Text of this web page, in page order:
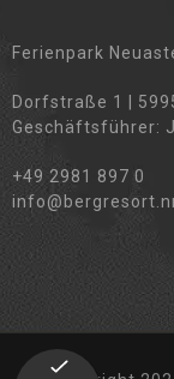
Ferienpark
Dorfstraße 1 |
Geschäftsführer:
+49 2981 897 0